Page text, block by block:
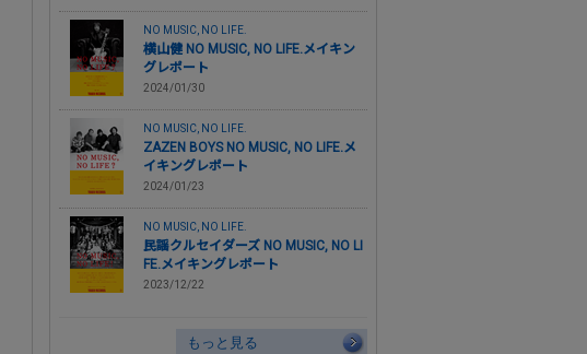
NO MUSIC, NO LIFE.
横山健 NO MUSIC, NO LIFE.メイキン
グレポート
2024/01/30
NO MUSIC, NO LIFE.
ZAZEN BOYS NO MUSIC, NO LIFE.メ
イキングレポート
2024/01/23
NO MUSIC, NO LIFE.
民謡クルセイダーズ NO MUSIC, NO LI
FE.メイキングレポート
2023/12/22
もっと見る